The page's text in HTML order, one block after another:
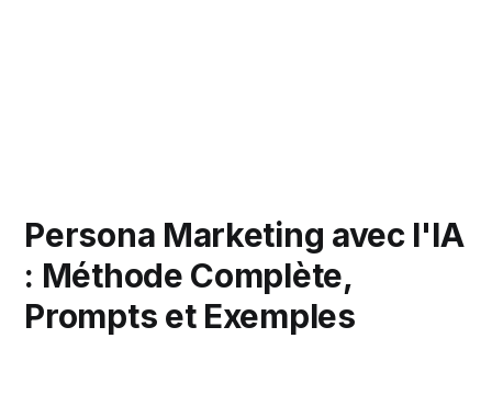
Persona Marketing avec l'IA
: Méthode Complète,
Prompts et Exemples